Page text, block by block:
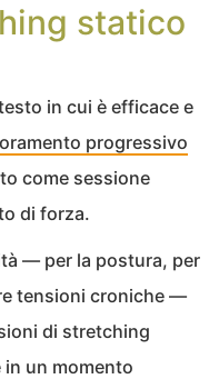
statico
in cui è efficace e
progressivo
come sessione
di forza.
— per la postura, per
tensioni croniche —
di stretching
un momento